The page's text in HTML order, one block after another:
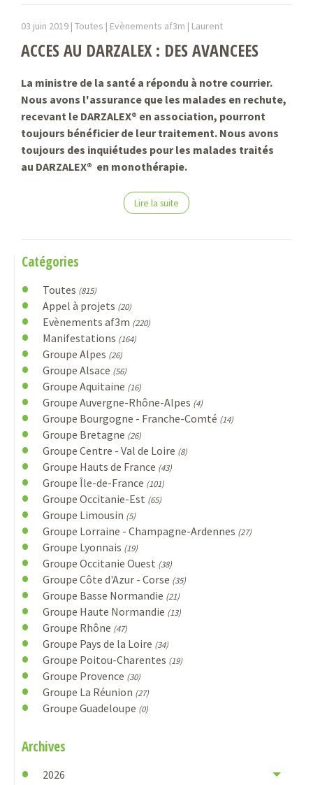
03 juin 2019 | Toutes | Evènements af3m | Laurent
ACCES AU DARZALEX : DES AVANCEES
La ministre de la santé a répondu à notre courrier.
Nous avons l'assurance que les malades en rechute,
recevant le DARZALEX® en association, pourront
toujours bénéficier de leur traitement. Nous avons
toujours des inquiétudes pour les malades traités
au DARZALEX® en monothérapie.
Lire la suite
Catégories
Toutes (815)
Appel à projets (20)
Evènements af3m (220)
Manifestations (164)
Groupe Alpes (26)
Groupe Alsace (56)
Groupe Aquitaine (16)
Groupe Auvergne-Rhône-Alpes (4)
Groupe Bourgogne - Franche-Comté (14)
Groupe Bretagne (26)
Groupe Centre - Val de Loire (8)
Groupe Hauts de France (43)
Groupe Île-de-France (101)
Groupe Occitanie-Est (65)
Groupe Limousin (5)
Groupe Lorraine - Champagne-Ardennes (27)
Groupe Lyonnais (19)
Groupe Occitanie Ouest (38)
Groupe Côte d'Azur - Corse (35)
Groupe Basse Normandie (21)
Groupe Haute Normandie (13)
Groupe Rhône (47)
Groupe Pays de la Loire (34)
Groupe Poitou-Charentes (19)
Groupe Provence (30)
Groupe La Réunion (27)
Groupe Guadeloupe (0)
Archives
2026